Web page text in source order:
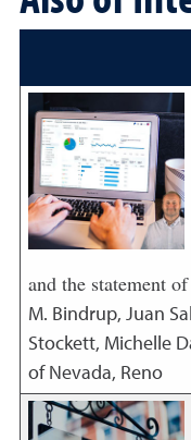
and the statement
M. Bindrup, Juan
Stockett, Michelle
of Nevada, Reno